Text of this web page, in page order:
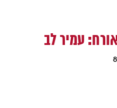
עמיר לב